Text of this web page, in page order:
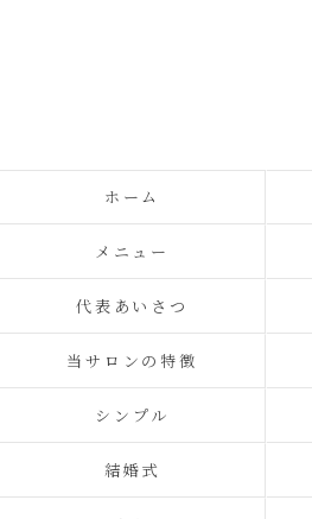
ホーム
メニュー
代表あいさつ
当サロンの特徴
シンプル
結婚式